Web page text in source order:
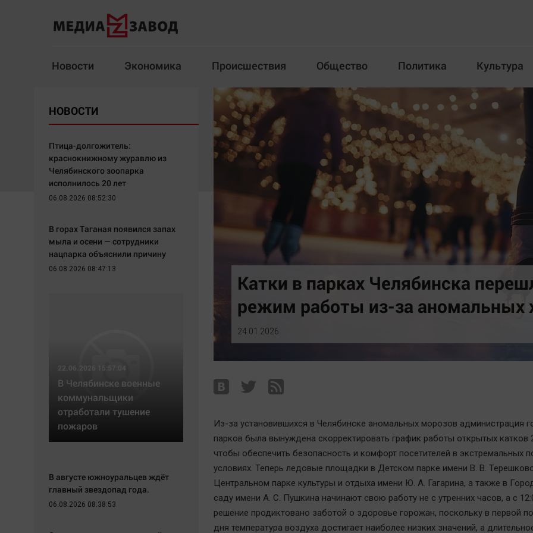
Новости Экономика Происшествия Общество Политика Культура
Экономика Происшествия Общество
Здоровье Курилка
Архив
Общество
Политика
Экономика
Технологии
Отраслевые темы
Медиаграмотность
Прогулки по городу Ч
Челябинск космический
Другие рубрики
English version
Online-консультация
Афиша
Быстрый медиазавод
Вкусное
Гороскоп
ЖКХ
Интервью
Катки в парках Челябинска
режим работы из-за аномальных
24.01.2026
Из-за установившихся в Челябинске аномальных морозов администрация
парков была вынуждена скорректировать график работы открытых катков
чтобы обеспечить безопасность и комфорт посетителей в экстремальных
условиях. Теперь ледовые площадки в Детском парке имени В. В.
Центральном парке культуры и отдыха имени Ю. А. Гагарина, а также в
саду имени А. С. Пушкина начинают свою работу не с утренних часов, а с
решение продиктовано заботой о здоровье горожан, поскольку в первой
дня температура воздуха достигает наиболее низких значений, а
НОВОСТИ
Птица-долгожитель:
краснокнижному журавлю из
Челябинского зоопарка
исполнилось 20 лет
06.08.2026 08:52:30
В горах Таганая появился запах
мыла и осени — сотрудники
нацпарка объяснили причину
06.08.2026 08:47:13
22.06.2026 15:57:04
В Челябинске военные
коммунальщики
отработали тушение
пожаров
В августе южноуральцев ждёт
главный звездопад года.
06.08.2026 08:38:53